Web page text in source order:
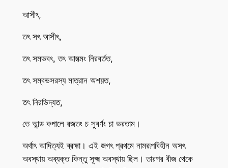
আসীৎ,
তৎ সৎ আসীৎ,
তৎ সমভবৎ, তৎ আমত্মং নিরবর্তত,
তৎ সম্বভসরস্য মাত্রান অশয়ত,
তৎ নিরভিদ্যত,
তে আন্ড কপালে রজতং চ সুবর্ণং চা ভরতাম।
অর্থাৎ আদিত্যই ব্রহ্মা। এই জগৎ প্রথমে নামরূপবিহীন অসৎ
অবস্থায় অব্যক্ত কিন্তু সূক্ষ্ম অবস্থায় ছিল। তারপর বীজ থেকে